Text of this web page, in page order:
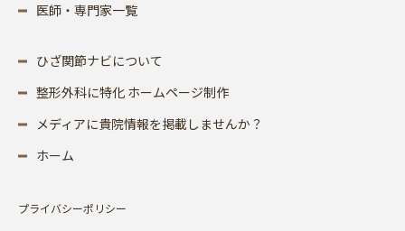
医師・専門家一覧
ひざ関節ナビについて
整形外科に特化 ホームページ制作
メディアに貴院情報を掲載しませんか？
ホーム
プライバシーポリシー